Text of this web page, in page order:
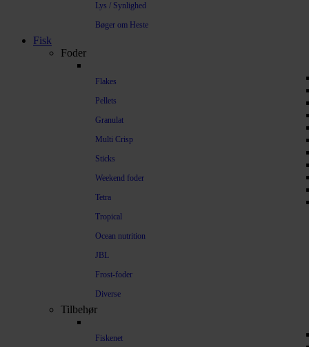
Lys / Synlighed
Bøger om Heste
Fisk
Foder
Flakes
Pellets
Granulat
Multi Crisp
Sticks
Weekend foder
Tetra
Tropical
Ocean nutrition
JBL
Frost-foder
Diverse
Tilbehør
Fiskenet